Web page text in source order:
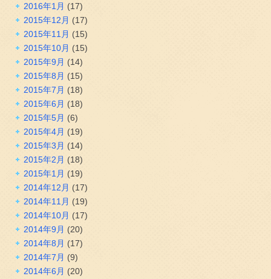
2016年1月 (17)
2015年12月 (17)
2015年11月 (15)
2015年10月 (15)
2015年9月 (14)
2015年8月 (15)
2015年7月 (18)
2015年6月 (18)
2015年5月 (6)
2015年4月 (19)
2015年3月 (14)
2015年2月 (18)
2015年1月 (19)
2014年12月 (17)
2014年11月 (19)
2014年10月 (17)
2014年9月 (20)
2014年8月 (17)
2014年7月 (9)
2014年6月 (20)